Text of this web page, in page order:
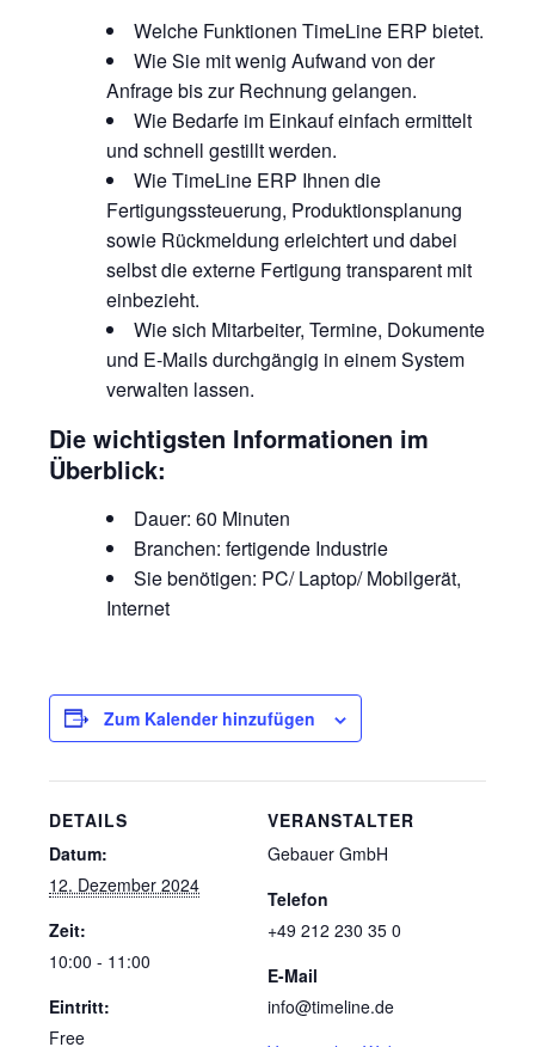
Welche Funktionen TimeLine ERP bietet.
Wie Sie mit wenig Aufwand von der
Anfrage bis zur Rechnung gelangen.
Wie Bedarfe im Einkauf einfach ermittelt
und schnell gestillt werden.
Wie TimeLine ERP Ihnen die
Fertigungssteuerung, Produktionsplanung
sowie Rückmeldung erleichtert und dabei
selbst die externe Fertigung transparent mit
einbezieht.
Wie sich Mitarbeiter, Termine, Dokumente
und E-Mails durchgängig in einem System
verwalten lassen.
Die wichtigsten Informationen im
Überblick:
Dauer: 60 Minuten
Branchen: fertigende Industrie
Sie benötigen: PC/ Laptop/ Mobilgerät,
Internet
Zum Kalender hinzufügen
DETAILS
Datum:
12. Dezember 2024
Zeit:
10:00 - 11:00
Eintritt:
Free
VERANSTALTER
Gebauer GmbH
Telefon
+49 212 230 35 0
E-Mail
info@timeline.de